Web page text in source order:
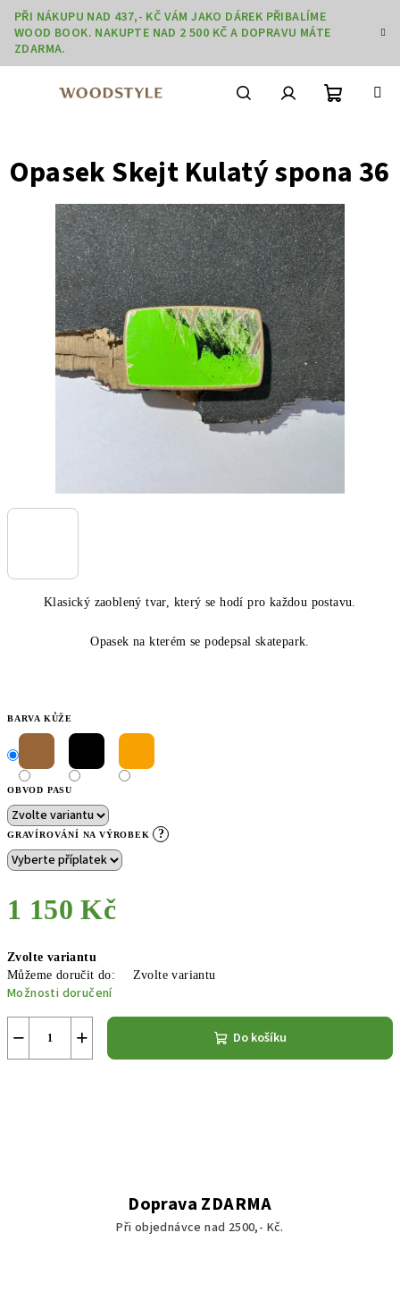
Přejít
obsah
PŘI NÁKUPU NAD 437,- KČ VÁM JAKO DÁREK PŘIBALÍME
WOOD BOOK. NAKUPTE NAD 2 500 KČ A DOPRAVU MÁTE
ZDARMA.
košík
Klasický zaoblený tvar, který se hodí pro každou postavu.
Opasek na kterém se podepsal skatepark.
BARVA KŮŽE
OBVOD PASU
GRAVÍROVÁNÍ NA VÝROBEK ?
1 150 Kč
cena:
Zvolte variantu
Můžeme doručit do:
Zvolte variantu
Možnosti doručení
+
− Do košíku
Opasek Skejt Kulatý spona 36
Doprava ZDARMA
Při objednávce nad 2500,- Kč.